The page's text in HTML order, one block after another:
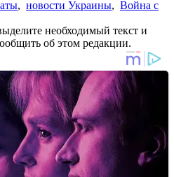
, новости Украины, Война с
необходимый текст и
об этом редакции.